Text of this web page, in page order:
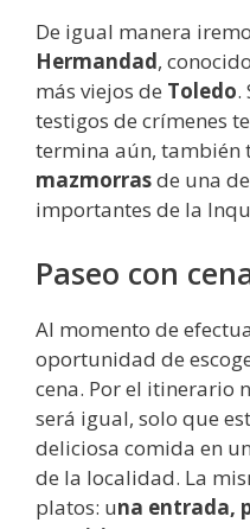
De igual manera
Hermandad,
más viejos de Toledo.
testigos de crímenes
termina aún, también
mazmorrasde una
importantes de la
Paseo con
Al momento de
oportunidad de
cena. Por el itinerario
será igual, solo que
deliciosa comida en
de la localidad. La
platos: una entrada,